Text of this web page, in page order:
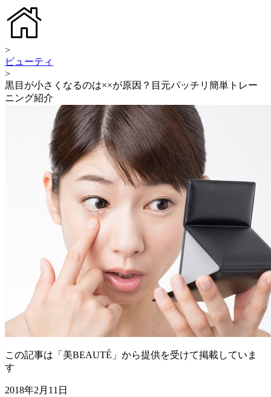
>
ビューティ
>
黒目が小さくなるのは××が原因？目元パッチリ簡単トレー
ニング紹介
この記事は「美BEAUTÉ」から提供を受けて掲載していま
す
2018年2月11日